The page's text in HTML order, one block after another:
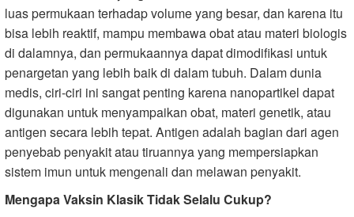
luas permukaan terhadap volume yang besar, dan karena itu
bisa lebih reaktif, mampu membawa obat atau materi biologis
di dalamnya, dan permukaannya dapat dimodifikasi untuk
penargetan yang lebih baik di dalam tubuh. Dalam dunia
medis, ciri-ciri ini sangat penting karena nanopartikel dapat
digunakan untuk menyampaikan obat, materi genetik, atau
antigen secara lebih tepat. Antigen adalah bagian dari agen
penyebab penyakit atau tiruannya yang mempersiapkan
sistem imun untuk mengenali dan melawan penyakit.
Mengapa Vaksin Klasik Tidak Selalu Cukup?